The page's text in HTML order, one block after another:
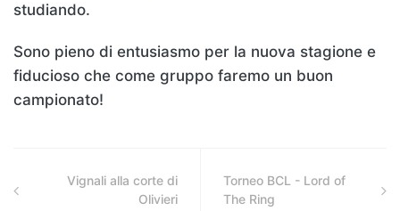
studiando.
Sono pieno di entusiasmo per la nuova stagione e
fiducioso che come gruppo faremo un buon
campionato!
Vignali alla corte di
Olivieri
Torneo BCL - Lord of
The Ring